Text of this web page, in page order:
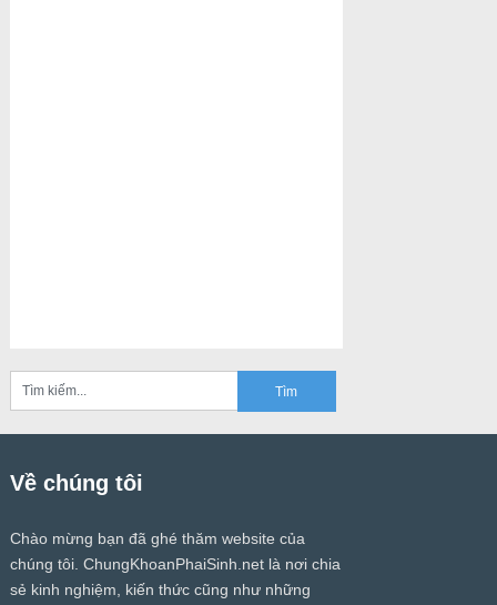
Về chúng tôi
Chào mừng bạn đã ghé thăm website của
chúng tôi. ChungKhoanPhaiSinh.netlà nơi chia
sẻ kinh nghiệm, kiến thức cũng như những